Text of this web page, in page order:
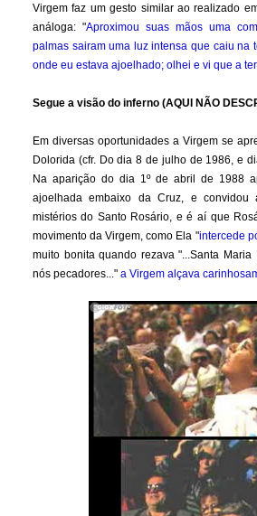
Virgem faz um gesto similar ao realizado
análoga: "Aproximou suas mãos uma
palmas sairam uma luz intensa que caiu na
onde eu estava ajoelhado; olhei e vi que a
Segue a visão do inferno (AQUI NÃO
Em diversas oportunidades a Virgem se
Dolorida (cfr. Do dia 8 de julho de 1986, e
Na aparição do dia 1º de abril de 1988
ajoelhada embaixo da Cruz, e
mistérios do Santo Rosário, e é aí que
movimento da Virgem, como Ela "intercede
muito bonita quando rezava "...Santa
nós pecadores..."a Virgem alçava